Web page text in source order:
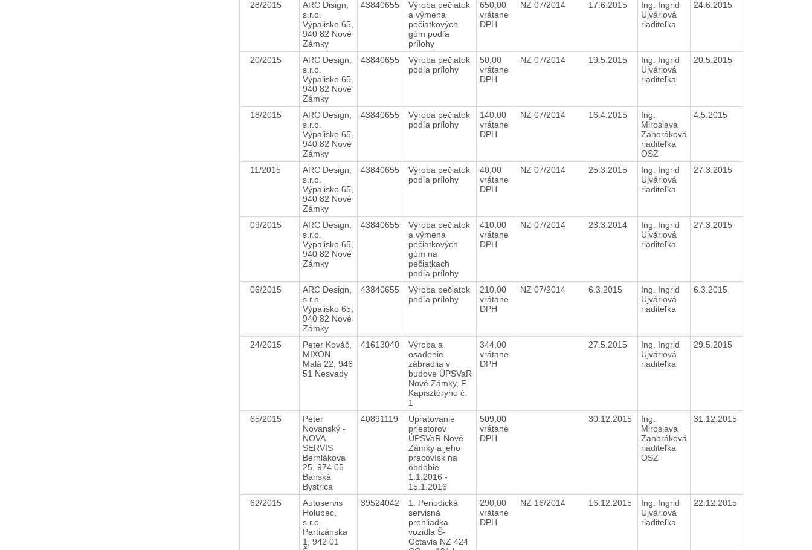
28/2015
ARC Disign,
s.r.o.
Výpalisko 65,
940 82 Nové
Zámky
43840655
Výroba pečiatok
a výmena
pečiatkových
gúm podľa
prílohy
650,00
vrátane
DPH
NZ 07/2014 17.6.2015
Ing. Ingrid
Ujváriová
riaditeľka
24.6.2015
20/2015
ARC Design,
s.r.o.
Výpalisko 65,
940 82 Nové
Zámky
43840655
Výroba pečiatok
podľa prílohy
50,00
vrátane
DPH
NZ 07/2014 19.5.2015
Ing. Ingrid
Ujváriová
riaditeľka
20.5.2015
18/2015
ARC Design,
s.r.o.
Výpalisko 65,
940 82 Nové
Zámky
43840655
Výroba pečiatok
podľa prílohy
140,00
vrátane
DPH
NZ 07/2014 16.4.2015
Ing.
Miroslava
Zahoráková
riaditeľka
OSZ
4.5.2015
11/2015
ARC Design,
s.r.o.
Výpalisko 65,
940 82 Nové
Zámky
43840655
Výroba pečiatok
podľa prílohy
40,00
vrátane
DPH
NZ 07/2014 25.3.2015
Ing. Ingrid
Ujváriová
riaditeľka
27.3.2015
09/2015
ARC Design,
s.r.o.
Výpalisko 65,
940 82 Nové
Zámky
43840655
Výroba pečiatok
a výmena
pečiatkových
gúm na
pečiatkach
podľa prílohy
410,00
vrátane
DPH
NZ 07/2014 23.3.2014
Ing. Ingrid
Ujváriová
riaditeľka
27.3.2015
06/2015
ARC Design,
s.r.o.
Výpalisko 65,
940 82 Nové
Zámky
43840655
Výroba pečiatok
podľa prílohy
210,00
vrátane
DPH
NZ 07/2014 6.3.2015
Ing. Ingrid
Ujváriová
riaditeľka
6.3.2015
24/2015
Peter Kováč,
MIXON
Malá 22, 946
51 Nesvady
41613040
Výroba a
osadenie
zábradlia v
budove ÚPSVaR
Nové Zámky, F.
Kapisztóryho č.
1
344,00
vrátane
DPH
27.5.2015
Ing. Ingrid
Ujváriová
riaditeľka
29.5.2015
65/2015
Peter
Novanský -
NOVA
SERVIS
Bernlákova
25, 974 05
Banská
Bystrica
40891119
Upratovanie
priestorov
ÚPSVaR Nové
Zámky a jeho
pracovísk na
obdobie
1.1.2016 -
15.1.2016
509,00
vrátane
DPH
30.12.2015
Ing.
Miroslava
Zahoráková
riaditeľka
OSZ
31.12.2015
62/2015
Autoservis
Holubec,
s.r.o.
Partizánska
1, 942 01
39524042
1. Periodická
servisná
prehliadka
vozidla Š-
Octavia NZ 424
290,00
vrátane
DPH
NZ 16/2014 16.12.2015
Ing. Ingrid
Ujváriová
riaditeľka
22.12.2015